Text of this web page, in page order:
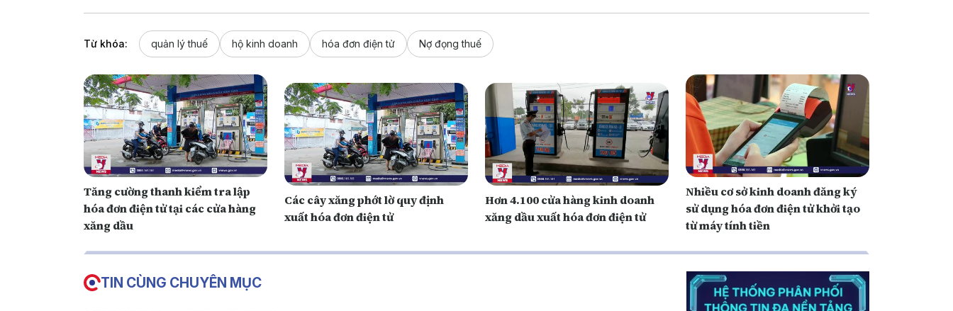
Từ khóa: quản lý thuế hộ kinh doanh hóa đơn điện tử Nợ đọng thuế
Tăng cường thanh kiểm tra lập
hóa đơn điện tử tại các cửa hàng
xăng dầu
Các cây xăng phớt lờ quy định
xuất hóa đơn điện tử
Hơn 4.100 cửa hàng kinh doanh
xăng dầu xuất hóa đơn điện tử
Nhiều cơ sở kinh doanh đăng ký
sử dụng hóa đơn điện tử khởi tạo
từ máy tính tiền
TIN CÙNG CHUYÊN MỤC